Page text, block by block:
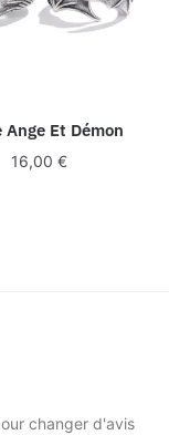
Ange Et Démon
16,00€
changer d'avis